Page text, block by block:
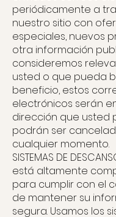
periódicamente a
nuestro sitio con
especiales, nuevos
otra información
consideremos
usted o que pueda
beneficio, estos
electrónicos serán
dirección que usted
podrán ser
cualquier momento.
SISTEMAS DE
está altamente
para cumplir con el
de mantener su
segura. Usamos los